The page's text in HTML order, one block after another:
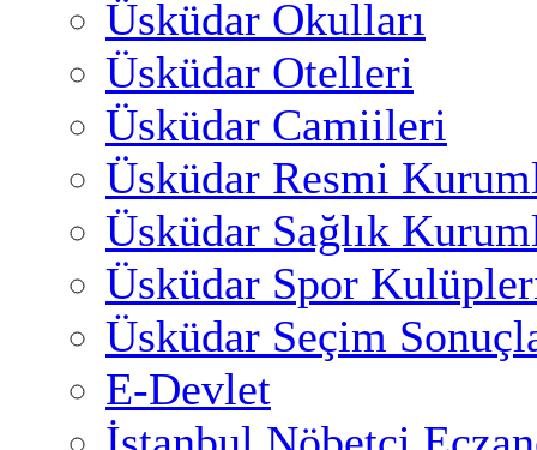
Üsküdar Okulları
Üsküdar Otelleri
Üsküdar Camiileri
Üsküdar Resmi
Üsküdar Sağlık
Üsküdar Spor
Üsküdar Seçim
E-Devlet